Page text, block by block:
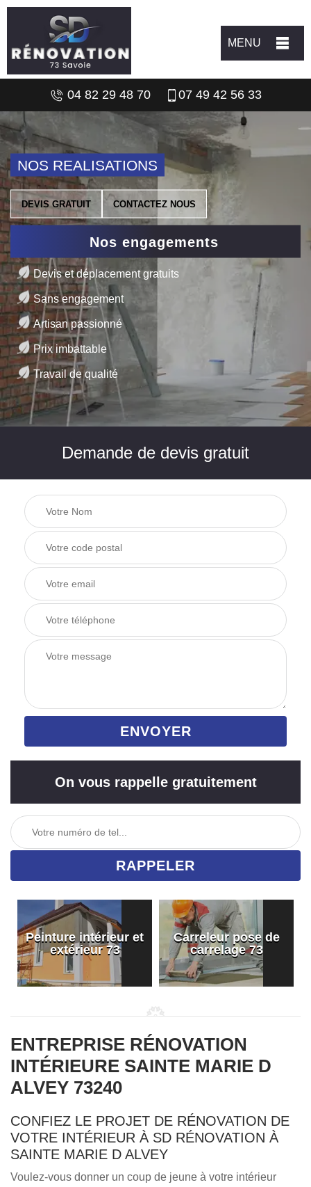
MENU
04 82 29 48 70 07 49 42 56 33
NOS REALISATIONS
DEVIS GRATUIT CONTACTEZ NOUS
Nos engagements
Devis et déplacement gratuits
Sans engagement
Artisan passionné
Prix imbattable
Travail de qualité
Demande de devis gratuit
On vous rappelle gratuitement
Peinture intérieur et
extérieur 73
Carreleur pose de
carrelage 73
ENTREPRISE RÉNOVATION
INTÉRIEURE SAINTE MARIE D
ALVEY 73240
CONFIEZ LE PROJET DE RÉNOVATION DE
VOTRE INTÉRIEUR À SD RÉNOVATION À
SAINTE MARIE D ALVEY
Voulez-vous donner un coup de jeune à votre intérieur